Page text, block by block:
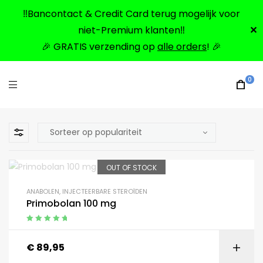
‼️Bancontact & Credit Card terug mogelijk voor
niet-Premium klanten‼️
🎉 GRATIS verzending opalle orders! 🎉
✕
0
OUT OF STOCK
ANABOLEN, INJECTEERBARE STEROÏDEN
Primobolan 100 mg
€ 89,95